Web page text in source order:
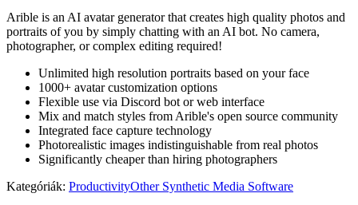
Arible is an AI avatar generator that creates high quality photos and
portraits of you by simply chatting with an AI bot. No camera,
photographer, or complex editing required!
Unlimited high resolution portraits based on your face
1000+ avatar customization options
Flexible use via Discord bot or web interface
Mix and match styles from Arible's open source community
Integrated face capture technology
Photorealistic images indistinguishable from real photos
Significantly cheaper than hiring photographers
Kategóriák: ProductivityOther Synthetic Media Software